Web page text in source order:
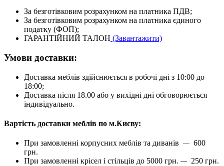
За безготівковим розрахунком на платника ПДВ;
За безготівковим розрахунком на платника єдиного
податку (ФОП);
ГАРАНТІЙНИЙ ТАЛОН (Завантажити)
Умови доставки:
Доставка меблів здійснюється в робочі дні з 10:00 до
18:00;
Доставка після 18.00 або у вихідні дні обговорюється
індивідуально.
Вартість доставки меблів по м.Києву:
При замовленні корпусних меблів та диванів — 600
грн.
При замовленні крісел і стільців до 5000 грн. — 250 грн.